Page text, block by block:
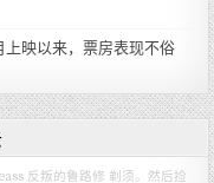
上映以来，票房表现不俗
反叛的鲁路修 剃须。然后捡